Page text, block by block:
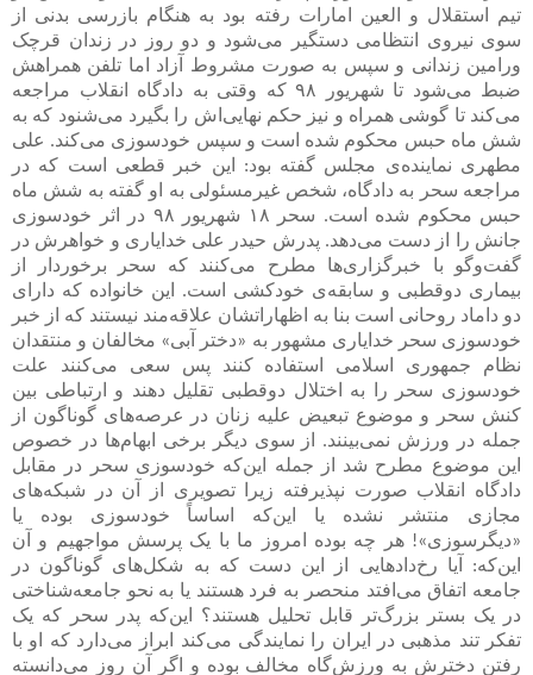
تیم استقلال و العین امارات رفته بود به هنگام بازرسی بدنی از
سوی نیروی انتظامی دستگیر می‌شود و دو روز در زندان قرچک
ورامین زندانی و سپس به صورت مشروط آزاد اما تلفن همراهش
ضبط می‌شود تا شهریور ۹۸ که وقتی به دادگاه انقلاب مراجعه
می‌کند تا گوشی همراه و نیز حکم نهایی‌اش را بگیرد می‌شنود که به
شش ماه حبس محکوم شده است و سپس خودسوزی می‌کند. علی
مطهری نماینده‌ی مجلس گفته بود: این خبر قطعی است که در
مراجعه سحر به دادگاه، شخص غیرمسئولی به او گفته به شش ماه
حبس محکوم شده است. سحر ۱۸ شهریور ۹۸ در اثر خودسوزی
جانش را از دست می‌دهد. پدرش حیدر علی خدایاری و خواهرش در
گفت‌وگو با خبرگزاری‌ها مطرح می‌کنند که سحر برخوردار از
بیماری دوقطبی و سابقه‌ی خودکشی است. این خانواده که دارای
دو داماد روحانی است بنا به اظهاراتشان علاقه‌مند نیستند که از خبر
خودسوزی سحر خدایاری مشهور به «دختر آبی» مخالفان و منتقدان
نظام جمهوری اسلامی استفاده کنند پس سعی می‌کنند علت
خودسوزی سحر را به اختلال دوقطبی تقلیل دهند و ارتباطی بین
کنش سحر و موضوع تبعیض علیه زنان در عرصه‌های گوناگون از
جمله در ورزش نمی‌بینند. از سوی دیگر برخی ابهام‌ها در خصوص
این موضوع مطرح شد از جمله این‌که خودسوزی سحر در مقابل
دادگاه انقلاب صورت نپذیرفته زیرا تصویری از آن در شبکه‌های
مجازی منتشر نشده یا این‌که اساساً خودسوزی بوده یا
«دیگر‌سوزی»! هر چه بوده امروز ما با یک پرسش مواجهیم و آن
این‌که: آیا رخ‌دادهایی از این دست که به شکل‌های گوناگون در
جامعه اتفاق می‌افتد منحصر به فرد هستند یا به نحو جامعه‌شناختی
در یک بستر بزرگ‌تر قابل تحلیل هستند؟ این‌که پدر سحر که یک
تفکر تند مذهبی در ایران را نمایندگی می‌کند ابراز می‌دارد که او با
رفتن دخترش به ورزش‌گاه مخالف بوده و اگر آن روز می‌دانسته